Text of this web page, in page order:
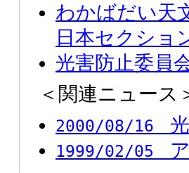
わかばだい天
日本セクショ
光害防止委員
＜関連ニュース
2000/08/16
1999/02/05